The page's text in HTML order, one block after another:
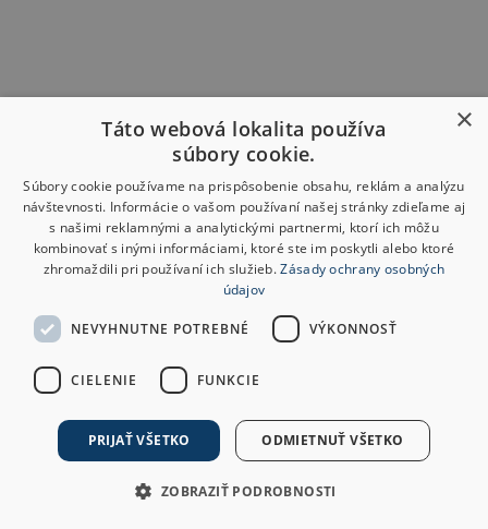
×
Táto webová lokalita používa
súbory cookie.
Súbory cookie používame na prispôsobenie obsahu, reklám a analýzu
návštevnosti. Informácie o vašom používaní našej stránky zdieľame aj
s našimi reklamnými a analytickými partnermi, ktorí ich môžu
kombinovať s inými informáciami, ktoré ste im poskytli alebo ktoré
zhromaždili pri používaní ich služieb.Zásady ochrany osobných
údajov
NEVYHNUTNE POTREBNÉ VÝKONNOSŤ
CIELENIE FUNKCIE
PRIJAŤ VŠETKO ODMIETNUŤ VŠETKO
ZOBRAZIŤ PODROBNOSTI